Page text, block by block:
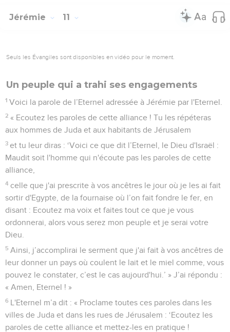
Jérémie 11
Seuls les Évangiles sont disponibles en vidéo pour le moment.
Un peuple qui a trahi ses engagements
1 Voici la parole de l’Eternel adressée à Jérémie par l'Eternel.
2 « Ecoutez les paroles de cette alliance ! Tu les répéteras
aux hommes de Juda et aux habitants de Jérusalem
3 et tu leur diras : ‘Voici ce que dit l’Eternel, le Dieu d'Israël :
Maudit soit l'homme qui n'écoute pas les paroles de cette
alliance,
4 celle que j'ai prescrite à vos ancêtres le jour où je les ai fait
sortir d'Egypte, de la fournaise où l’on fait fondre le fer, en
disant : Ecoutez ma voix et faites tout ce que je vous
ordonnerai, alors vous serez mon peuple et je serai votre
Dieu.
5 Ainsi, j’accomplirai le serment que j'ai fait à vos ancêtres de
leur donner un pays où coulent le lait et le miel comme, vous
pouvez le constater, c’est le cas aujourd'hui.’ » J’ai répondu :
« Amen, Eternel ! »
6 L'Eternel m’a dit : « Proclame toutes ces paroles dans les
villes de Juda et dans les rues de Jérusalem : ‘Ecoutez les
paroles de cette alliance et mettez-les en pratique !